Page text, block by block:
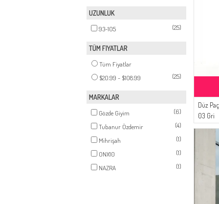
UZUNLUK
93-105 (25)
TÜM FIYATLAR
Tüm Fiyatlar
$20.99 - $108.99
(25)
MARKALAR
Gözde Giyim
(6)
Tubanur Özdemir
(4)
Mihrişah
(1)
ONX10
(1)
NAZRA
(1)
Düz
03 Gri